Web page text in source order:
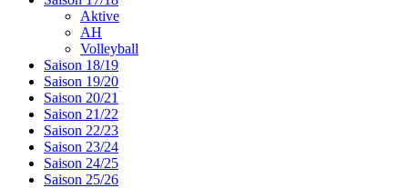
Aktive
AH
Volleyball
Saison 18/19
Saison 19/20
Saison 20/21
Saison 21/22
Saison 22/23
Saison 23/24
Saison 24/25
Saison 25/26